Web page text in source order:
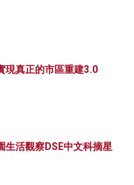
現真正的市區重建3.0
生活觀察DSE中文科摘星